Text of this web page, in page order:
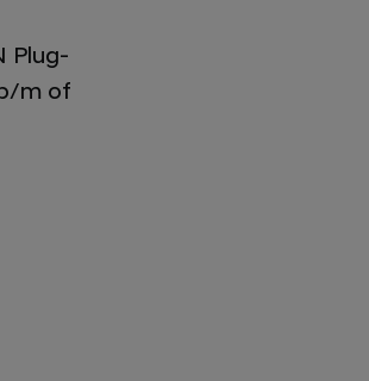
Plug-
m of